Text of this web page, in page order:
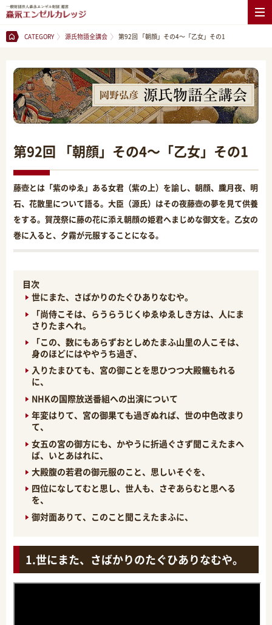
CATEGORY 源氏物語全講会 第92回 「朝顔」その4～「乙女」その1
第92回 「朝顔」その4～「乙女」その1
藤壺とは「紫のゆゑ」ある女君（紫の上）を諭し、朝顔、朧月夜、明
石、花散里について語る。大臣（源氏）はその夜藤壺の夢を見て供養
をする。賀茂祭に藤の花に添え朝顔の姫君へまじめな御文を。乙女の
巻に入ると、夕霧が元服することになる。
目次
世にまた、さばかりのたぐひありなむや。
「尚侍こそは、らうらうじくゆゑゆゑしき方は、人にま
さりたまへれ。
「この、数にもあらずおとしめたまふ山里の人こそは、
身のほどにはややうち過ぎ、
入りたまひても、宮の御ことを思ひつつ大殿籠もれる
に、
NHKの国際放送番組への出演について
年変はりて、宮の御果ても過ぎぬれば、世の中色改まり
て、
女五の宮の御方にも、かやうに折過ぐさず聞こえたまへ
ば、いとあはれに、
大殿腹の若君の御元服のこと、思しいそぐを、
四位になしてむと思し、世人も、さぞあらむと思へる
を、
御対面ありて、このこと聞こえたまふに、
世にまた、さばかりのたぐひありなむや。